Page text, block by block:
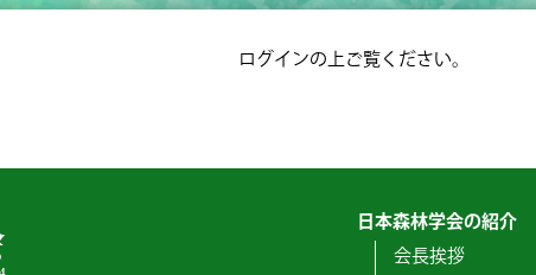
ログインの上ご覧ください。
日本森林学会の紹介
会長挨拶